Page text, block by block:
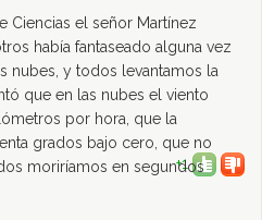
Ciencias el señor Martínez
había fantaseado alguna vez
nubes, y todos levantamos la
que en las nubes el viento
por hora, que la
grados bajo cero, que no
moriríamos en segundos
+1